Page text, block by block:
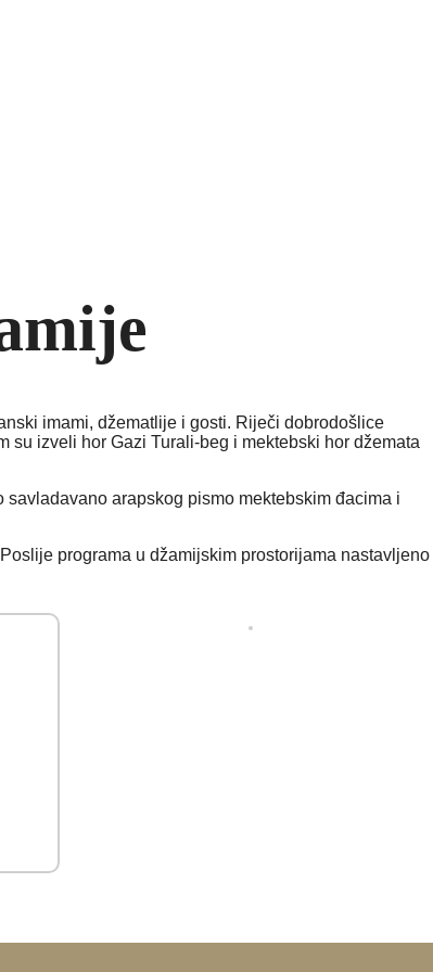
imami, džematlije i gosti. Riječi dobrodošlice
su izveli hor Gazi Turali-beg i mektebski hor džemata
arapskog pismo mektebskim đacima i
programa u džamijskim prostorijama nastavljeno